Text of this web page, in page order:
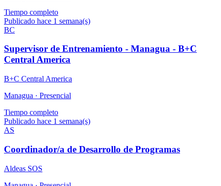
Tiempo completo
Publicado hace 1 semana(s)
BC
Supervisor de Entrenamiento - Managua - B+C
Central America
B+C Central America
Managua · Presencial
Tiempo completo
Publicado hace 1 semana(s)
AS
Coordinador/a de Desarrollo de Programas
Aldeas SOS